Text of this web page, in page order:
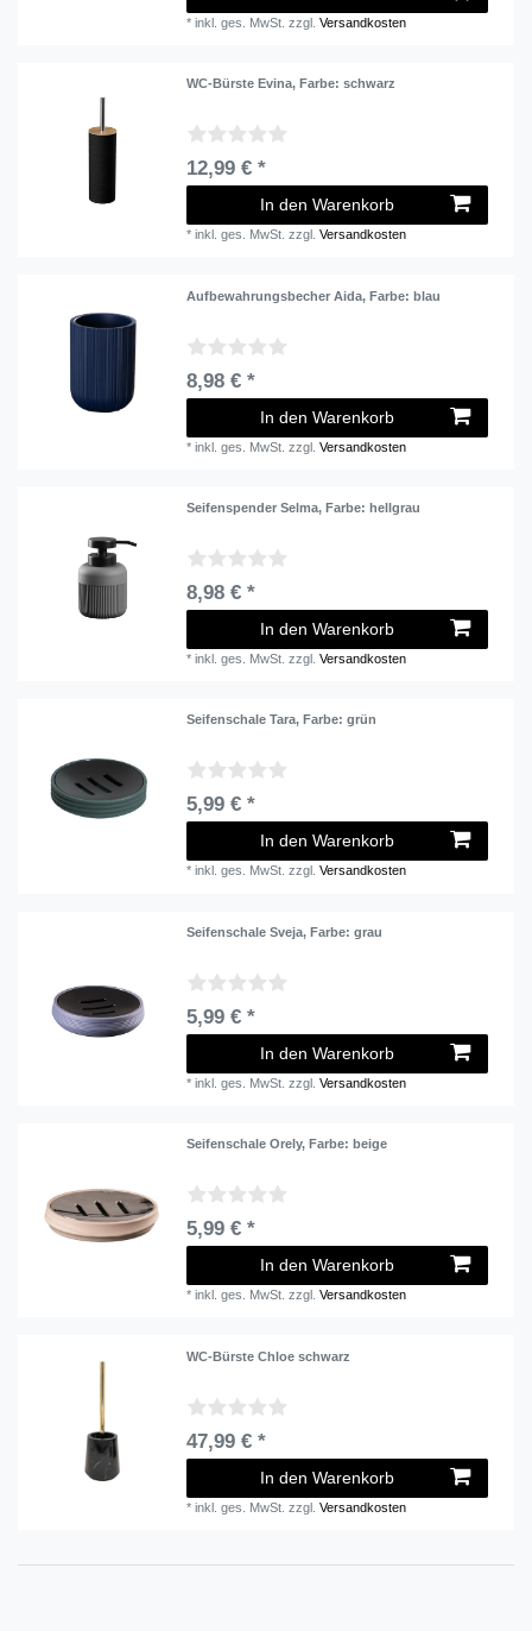
*inkl. ges. MwSt. zzgl.Versandkosten
WC-Bürste Evina, Farbe: schwarz
12,99 € *
In den Warenkorb
*inkl. ges. MwSt. zzgl.Versandkosten
Aufbewahrungsbecher Aida, Farbe: blau
8,98 € *
In den Warenkorb
*inkl. ges. MwSt. zzgl.Versandkosten
Seifenspender Selma, Farbe: hellgrau
8,98 € *
In den Warenkorb
*inkl. ges. MwSt. zzgl.Versandkosten
Seifenschale Tara, Farbe: grün
5,99 € *
In den Warenkorb
*inkl. ges. MwSt. zzgl.Versandkosten
Seifenschale Sveja, Farbe: grau
5,99 € *
In den Warenkorb
*inkl. ges. MwSt. zzgl.Versandkosten
Seifenschale Orely, Farbe: beige
5,99 € *
In den Warenkorb
*inkl. ges. MwSt. zzgl.Versandkosten
WC-Bürste Chloe schwarz
47,99 € *
In den Warenkorb
*inkl. ges. MwSt. zzgl.Versandkosten